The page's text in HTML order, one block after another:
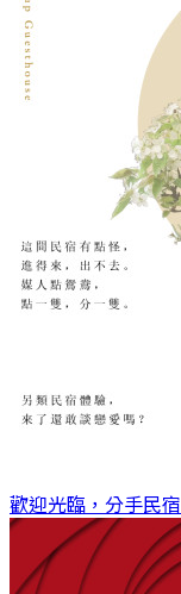
歡迎光臨，分手民宿